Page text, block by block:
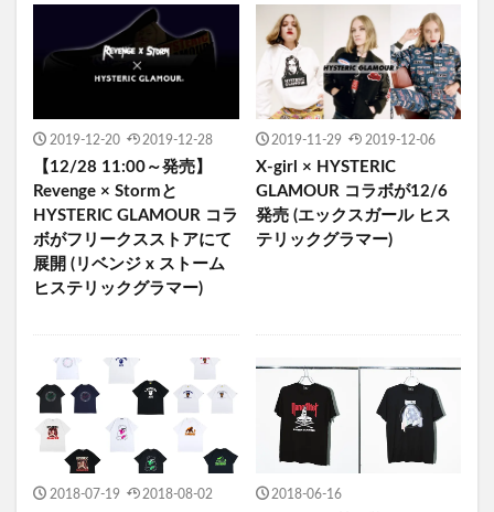
2019-12-20 2019-12-28
【12/28 11:00～発売】
Revenge × Stormと
HYSTERIC GLAMOUR コラ
ボがフリークスストアにて
展開 (リベンジ x ストーム
ヒステリックグラマー)
2019-11-29 2019-12-06
X-girl × HYSTERIC
GLAMOUR コラボが12/6
発売 (エックスガール ヒス
テリックグラマー)
2018-07-19 2018-08-02 2018-06-16